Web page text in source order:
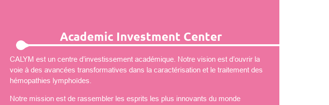
Academic Investment Center
CALYM est un centre d’investissement académique. Notre vision est d’ouvrir la
voie à des avancées transformatives dans la caractérisation et le traitement des
hémopathies lymphoïdes.
Notre mission est de rassembler les esprits les plus innovants du monde